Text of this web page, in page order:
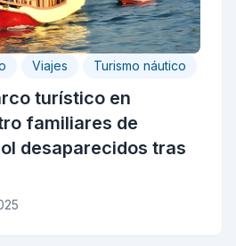
Viajes Turismo náutico
turístico en
familiares de
desaparecidos tras